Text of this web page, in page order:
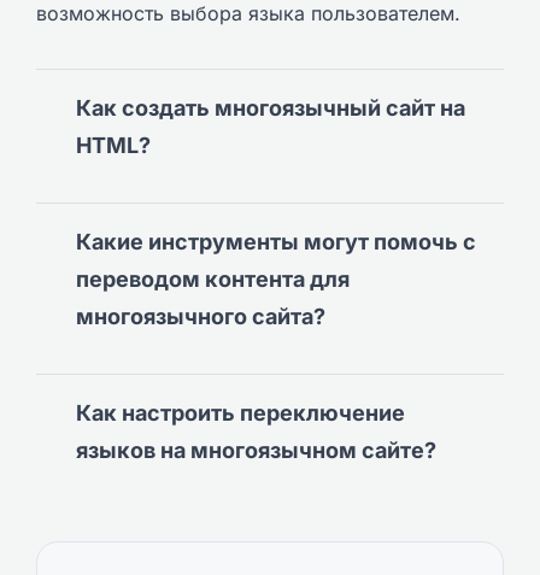
возможность выбора языка пользователем.
Как создать многоязычный сайт на
HTML?
Какие инструменты могут помочь с
переводом контента для
многоязычного сайта?
Как настроить переключение
языков на многоязычном сайте?